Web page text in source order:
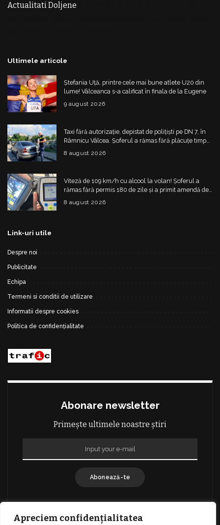
Apreciem confidențialitatea
Actualitati Doljene
Ultimele articole
Ștefania Uță, printre cele mai bune atlete U20 din
lume! Vâlceanca s-a calificat în finala de la Eugene
9 august 2026
Taxi fără autorizație, depistat de polițiști pe DN 7, în
Râmnicu Vâlcea. Șoferul a rămas fără plăcuțe timp
de 6 luni
8 august 2026
Viteză de 109 km/h cu alcool la volan! Șoferul a
rămas fără permis 180 de zile și a primit amendă de
4.325 de lei
8 august 2026
Link-uri utile
Despre noi
Publicitate
Echipa
Termeni si conditii de utilizare
Informatii despre cookies
Politica de confidențialitate
Abonare newsletter
Primește ultimele noastre știri
Abonează-te